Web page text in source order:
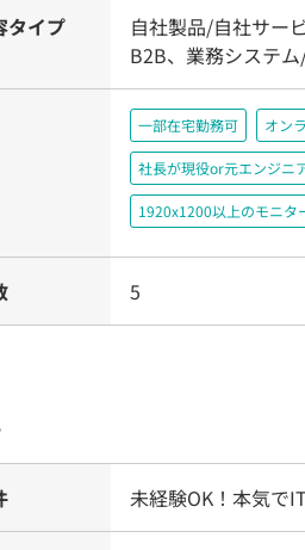
タイプ
自社製品/自社サー
B2B、業務システ
一部在宅勤務可 オン
社長が現役or元エンジニ
1920x1200以上のモニタ
5
未経験OK！本気で